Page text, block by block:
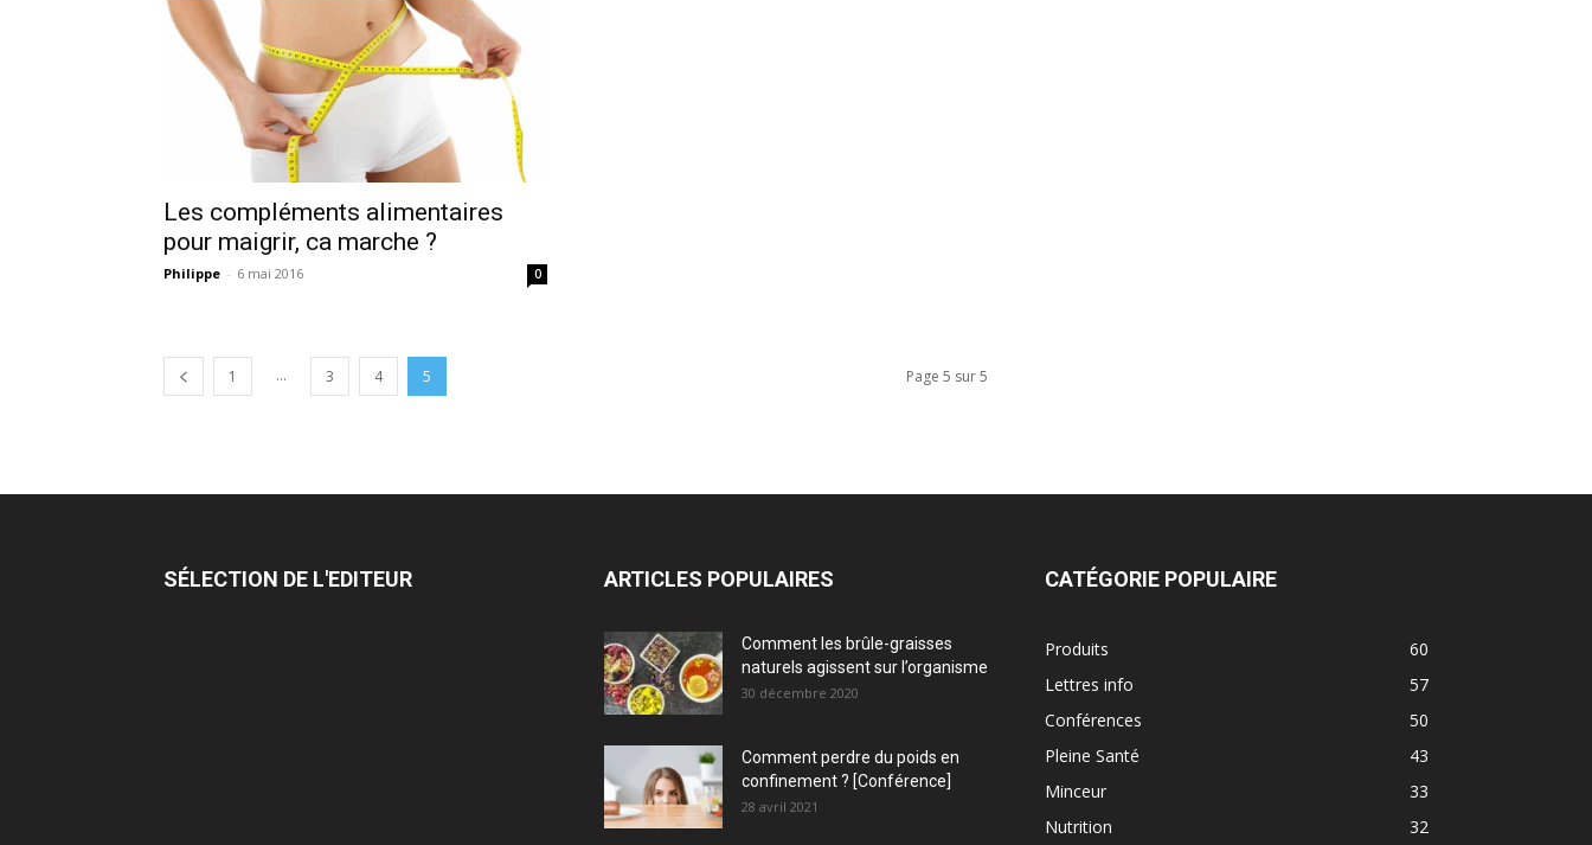
Les compléments alimentaires
pour maigrir, ca marche ?
Philippe - 6 mai 2016 0
1 ... 3 4 5 Page 5 sur 5
SÉLECTION DE L'EDITEUR ARTICLES POPULAIRES
Comment les brûle-graisses
naturels agissent sur l’organisme
30 décembre 2020
Comment perdre du poids en
confinement ? [Conférence]
28 avril 2021
CATÉGORIE POPULAIRE
Produits
60
Lettres info
57
Conférences
50
Pleine Santé
43
Minceur
33
Nutrition
32